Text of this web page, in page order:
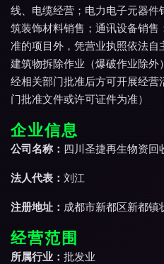
线、电缆经营；电力电子元器
筑装饰材料销售；通讯设备销
准的项目外，凭营业执照依法自
建筑物拆除作业（爆破作业除外
经相关部门批准后方可开展经
门批准文件或许可证件为准）
企业信息
公司名称： 四川圣捷再生物资回
法人代表： 刘江
注册地址： 成都市新都区新都
经营范围
所属行业： 批发业